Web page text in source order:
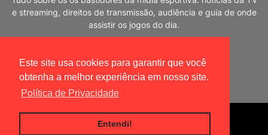
Este site usa cookies para garantir que você
obtenha a melhor experiência em nosso site.
Política de Privacidade
Entendi!
e streaming, direitos de transmissão, audiência e guia de onde
assistir os jogos do dia.
Blogger Templates|